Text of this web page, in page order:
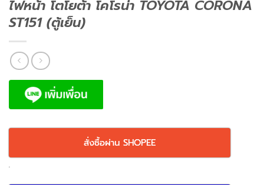
ไฟหน้า โตโยต้า โคโรน่า TOYOTA CORONA
ST151 (ตู้เย็น)
สั่งซื้อผ่าน SHOPEE
.